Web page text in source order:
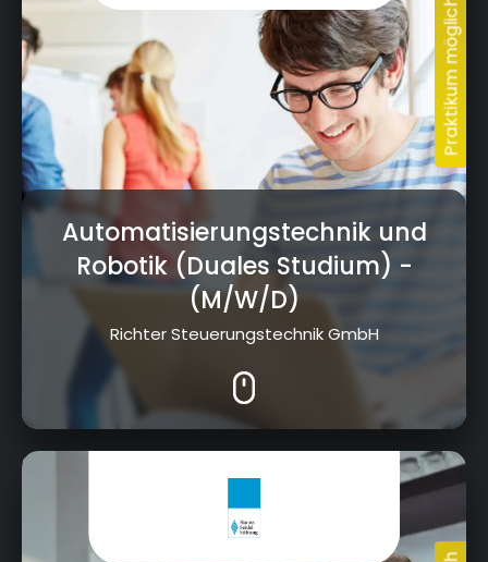
Automatisierungstechnik und
Robotik (Duales Studium) -
(M/W/D)
Richter Steuerungstechnik GmbH
Kloster Banz 1, 96231 Bad Staffelstein